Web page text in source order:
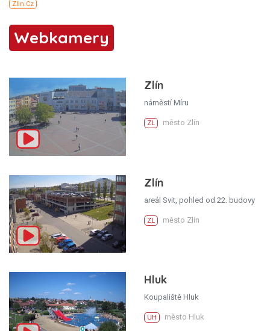
Webkamery
Zlín
náměstí Míru
ZL město Zlín
Zlín
areál Svit, pohled od 22. budovy
ZL město Zlín
Hluk
Koupaliště Hluk
UH město Hluk